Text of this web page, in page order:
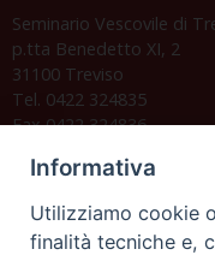
Seminario Vescovile di
p.tta Benedetto XI, 2
31100 Treviso
Tel. 0422 324835
Fax 0422 324836
C.F. 94004060268
Informativa
Utilizziamo cookie
finalità tecniche e,